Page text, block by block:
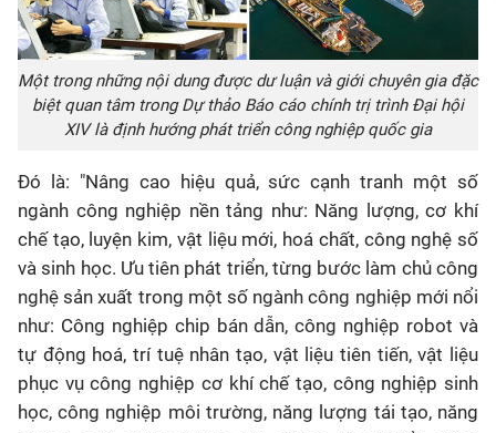
Một trong những nội dung được dư luận và giới chuyên gia đặc
biệt quan tâm trong Dự thảo Báo cáo chính trị trình Đại hội
XIV là định hướng phát triển công nghiệp quốc gia
Đó là: "Nâng cao hiệu quả, sức cạnh tranh một số
ngành công nghiệp nền tảng như: Năng lượng, cơ khí
chế tạo, luyện kim, vật liệu mới, hoá chất, công nghệ số
và sinh học. Ưu tiên phát triển, từng bước làm chủ công
nghệ sản xuất trong một số ngành công nghiệp mới nổi
như: Công nghiệp chip bán dẫn, công nghiệp robot và
tự động hoá, trí tuệ nhân tạo, vật liệu tiên tiến, vật liệu
phục vụ công nghiệp cơ khí chế tạo, công nghiệp sinh
học, công nghiệp môi trường, năng lượng tái tạo, năng